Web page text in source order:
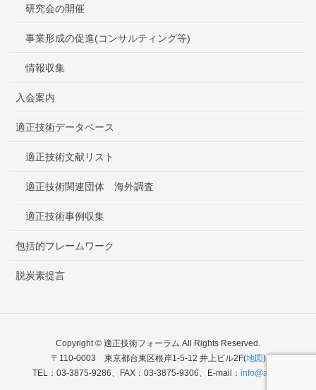
研究会の開催
事業形成の促進(コンサルティング等)
情報収集
入会案内
適正技術データベース
適正技術文献リスト
適正技術関連団体 海外調査
適正技術事例収集
包括的フレームワーク
脱炭素提言
Copyright © 適正技術フォーラム All Rights Reserved.
〒110-0003 東京都台東区根岸1-5-12 井上ビル2F(地図)
TEL：03-3875-9286、FAX：03-3875-9306、E-mail： info@atfj.jp